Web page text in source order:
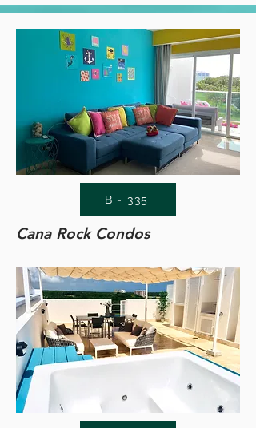
B - 335
Cana Rock Condos